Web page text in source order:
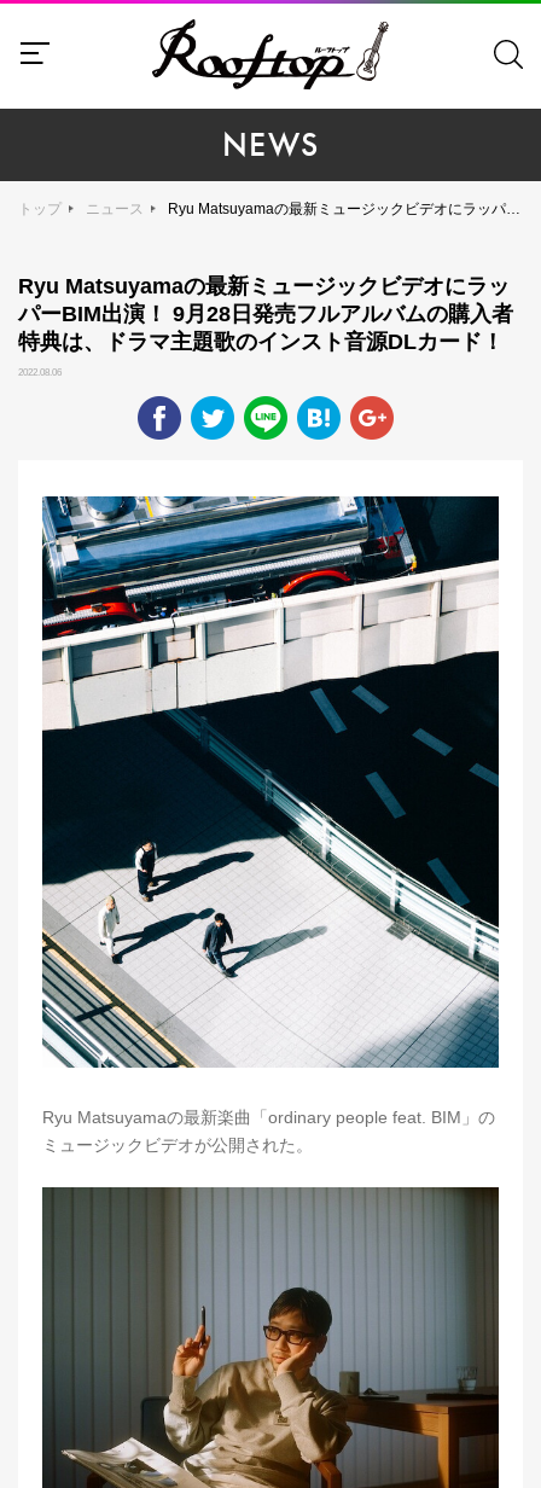
NEWS
トップ ニュース Ryu Matsuyamaの最新ミュージックビデオにラッパーBIM出演！ 9月28日発売フルアルバムの購入者特典は、ドラマ主題歌のインスト音源DLカード！
Ryu Matsuyamaの最新ミュージックビデオにラッ
パーBIM出演！ 9月28日発売フルアルバムの購入者
特典は、ドラマ主題歌のインスト音源DLカード！
2022.08.06
Ryu Matsuyamaの最新楽曲「ordinary people feat. BIM」の
ミュージックビデオが公開された。